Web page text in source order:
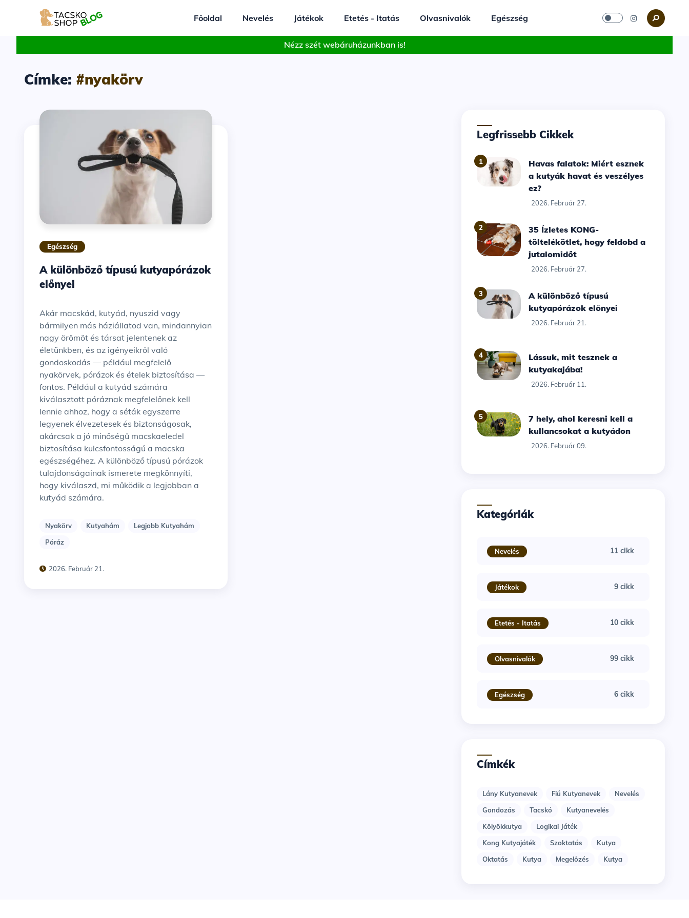
Főoldal Nevelés Játékok Etetés - Itatás Olvasnivalók Egészség
Nézz szét webáruházunkban is!
Címke: #nyakörv
Egészség
A különböző típusú kutyapórázok
előnyei
Akár macskád, kutyád, nyuszid vagy
bármilyen más háziállatod van, mindannyian
nagy örömöt és társat jelentenek az
életünkben, és az igényeikről való
gondoskodás — például megfelelő
nyakörvek, pórázok és ételek biztosítása —
fontos. Például a kutyád számára
kiválasztott póráznak megfelelőnek kell
lennie ahhoz, hogy a séták egyszerre
legyenek élvezetesek és biztonságosak,
akárcsak a jó minőségű macskaeledel
biztosítása kulcsfontosságú a macska
egészségéhez. A különböző típusú pórázok
tulajdonságainak ismerete megkönnyíti,
hogy kiválaszd, mi működik a legjobban a
kutyád számára.
Nyakörv Kutyahám
Legjobb Kutyahám
Póráz
2026. Február 21.
Legfrissebb Cikkek
1
Havas falatok: Miért esznek
a kutyák havat és veszélyes
ez?
2026. Február 27.
2
35 Ízletes KONG-
töltelékötlet, hogy feldobd a
jutalomidőt
2026. Február 27.
3
A különböző típusú
kutyapórázok előnyei
2026. Február 21.
4
Lássuk, mit tesznek a
kutyakajába!
2026. Február 11.
5
7 hely, ahol keresni kell a
kullancsokat a kutyádon
2026. Február 09.
Kategóriák
Nevelés 11 cikk
Játékok 9 cikk
Etetés - Itatás 10 cikk
Olvasnivalók 99 cikk
Egészség 6 cikk
Címkék
Lány Kutyanevek Fiú Kutyanevek
Nevelés
Gondozás
Tacskó
Kutyanevelés
Kölyökkutya
Logikai Játék
Kong Kutyajáték
Szoktatás
Kutya
Oktatás
Kutya Megelőzés Kutya